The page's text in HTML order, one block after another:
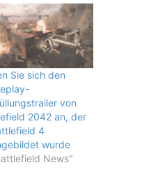
Sie sich den
von
2042 an, der
4
wurde
News"